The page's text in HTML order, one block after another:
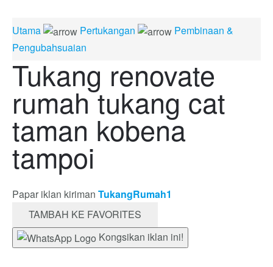
Utama Pertukangan
Pembinaan &
Pengubahsuaian
Tukang renovate
rumah tukang cat
taman kobena
tampoi
Papar iklan kiriman TukangRumah1
TAMBAH KE FAVORITES
Kongsikan iklan ini!